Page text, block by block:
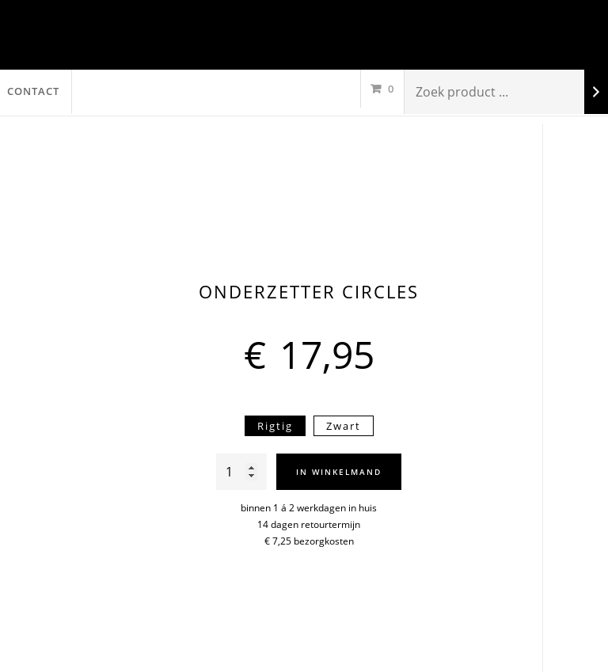
CONTACT 0
ONDERZETTER CIRCLES
€ 17,95
Rigtig Zwart
Onderzetter
aantal
IN WINKELMAND
binnen 1 á 2 werkdagen in huis
14 dagen retourtermijn
€ 7,25 bezorgkosten